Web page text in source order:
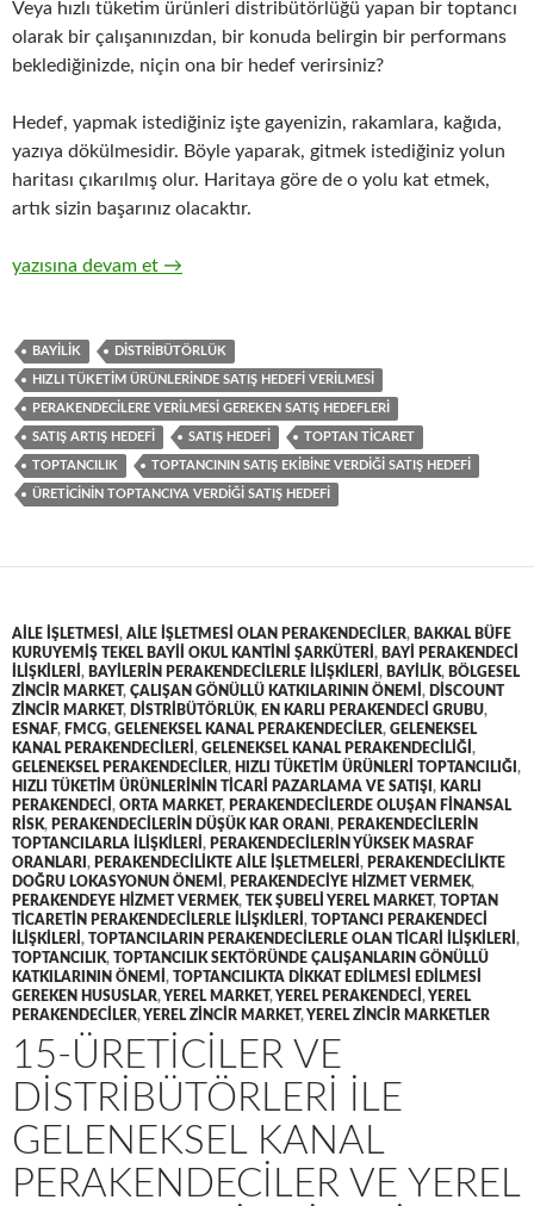
Veya hızlı tüketim ürünleri distribütörlüğü yapan bir toptancı
olarak bir çalışanınızdan, bir konuda belirgin bir performans
beklediğinizde, niçin ona bir hedef verirsiniz?
Hedef, yapmak istediğiniz işte gayenizin, rakamlara, kağıda,
yazıya dökülmesidir. Böyle yaparak, gitmek istediğiniz yolun
haritası çıkarılmış olur. Haritaya göre de o yolu kat etmek,
artık sizin başarınız olacaktır.
16-Hızlı tüketim ürünlerinin ticari pazarlama ve satış
yazısına devam et →
BAYILIK DISTRIBÜTÖRLÜK
HIZLI TÜKETIM ÜRÜNLERINDE SATIŞ HEDEFI VERILMESI
PERAKENDECILERE VERILMESI GEREKEN SATIŞ HEDEFLERI
SATIŞ ARTIŞ HEDEFI SATIŞ HEDEFI TOPTAN TICARET
TOPTANCILIK TOPTANCININ SATIŞ EKIBINE VERDIĞI SATIŞ HEDEFI
ÜRETICININ TOPTANCIYA VERDIĞI SATIŞ HEDEFI
AILE IŞLETMESI , AILE IŞLETMESI OLAN PERAKENDECILER, BAKKAL BÜFE
KURUYEMIŞ TEKEL BAYII OKUL KANTINI ŞARKÜTERI , BAYI PERAKENDECI
ILIŞKILERI , BAYILERIN PERAKENDECILERLE ILIŞKILERI , BAYILIK, BÖLGESEL
ZINCIR MARKET, ÇALIŞAN GÖNÜLLÜ KATKILARININ ÖNEMI , DISCOUNT
ZINCIR MARKET, DISTRIBÜTÖRLÜK, EN KARLI PERAKENDECI GRUBU,
ESNAF, FMCG, GELENEKSEL KANAL PERAKENDECILER, GELENEKSEL
KANAL PERAKENDECILERI , GELENEKSEL KANAL PERAKENDECILIĞI ,
GELENEKSEL PERAKENDECILER, HIZLI TÜKETIM ÜRÜNLERI TOPTANCILIĞI ,
HIZLI TÜKETIM ÜRÜNLERININ TICARI PAZARLAMA VE SATIŞI , KARLI
PERAKENDECI , ORTA MARKET, PERAKENDECILERDE OLUŞAN FINANSAL
RISK, PERAKENDECILERIN DÜŞÜK KAR ORANI , PERAKENDECILERIN
TOPTANCILARLA ILIŞKILERI , PERAKENDECILERIN YÜKSEK MASRAF
ORANLARI , PERAKENDECILIKTE AILE IŞLETMELERI , PERAKENDECILIKTE
DOĞRU LOKASYONUN ÖNEMI , PERAKENDECIYE HIZMET VERMEK,
PERAKENDEYE HIZMET VERMEK, TEK ŞUBELI YEREL MARKET, TOPTAN
TICARETIN PERAKENDECILERLE ILIŞKILERI , TOPTANCI PERAKENDECI
ILIŞKILERI , TOPTANCILARIN PERAKENDECILERLE OLAN TICARI ILIŞKILERI ,
TOPTANCILIK, TOPTANCILIK SEKTÖRÜNDE ÇALIŞANLARIN GÖNÜLLÜ
KATKILARININ ÖNEMI , TOPTANCILIKTA DIKKAT EDILMESI EDILMESI
GEREKEN HUSUSLAR,YEREL MARKET,YEREL PERAKENDECI ,YEREL
PERAKENDECILER,YEREL ZINCIR MARKET,YEREL ZINCIR MARKETLER
15-ÜRETICILER VE
DISTRIBÜTÖRLERI ILE
GELENEKSEL KANAL
PERAKENDECILER VE YEREL